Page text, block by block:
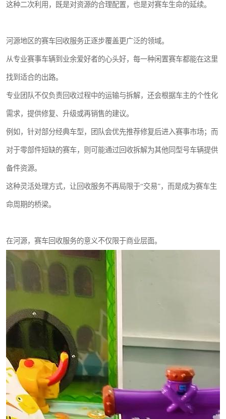
这种二次利用，既是对资源的合理配置，也是对赛车生命的延续。
河源地区的赛车回收服务正逐步覆盖更广泛的领域。
从专业赛事车辆到业余爱好者的心头好，每一种闲置赛车都能在这里
找到适合的出路。
专业团队不仅负责回收过程中的运输与拆解，还会根据车主的个性化
需求，提供修复、升级或再销售的建议。
例如，针对部分经典车型，团队会优先推荐修复后进入赛事市场；而
对于零部件短缺的赛车，则可能通过回收拆解为其他同型号车辆提供
备件资源。
这种灵活处理方式，让回收服务不再局限于“交易”，而是成为赛车生
命周期的桥梁。
在河源，赛车回收服务的意义不仅限于商业层面。